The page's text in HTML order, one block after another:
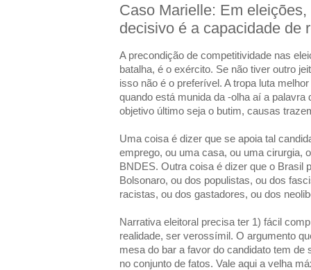
Caso Marielle: Em
decisivo é a capacidade de
A precondição de competitividade nas
batalha, é o exército. Se não tiver outro
isso não é o preferível. A tropa luta
quando está munida da -olha aí a palavra
objetivo último seja o butim, causas
Uma coisa é dizer que se apoia tal
emprego, ou uma casa, ou uma cirurgia,
BNDES. Outra coisa é dizer que o Brasil
Bolsonaro, ou dos populistas, ou dos
racistas, ou dos gastadores, ou dos
Narrativa eleitoral precisa ter 1) fácil
realidade, ser verossímil. O argumento
mesa do bar a favor do candidato tem
no conjunto de fatos. Vale aqui a velha